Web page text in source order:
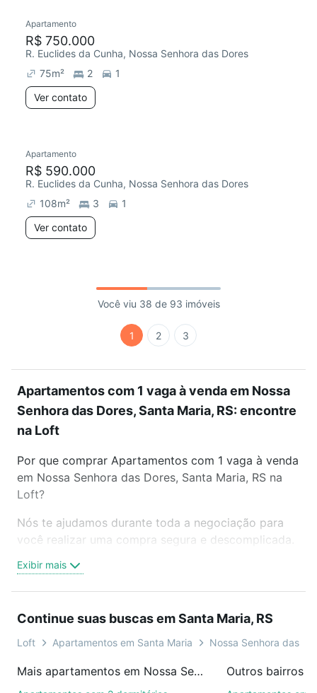
Apartamento
R$ 750.000
R. Euclides da Cunha, Nossa Senhora das Dores
75m² 2
1
Ver contato
Apartamento
R$ 590.000
R. Euclides da Cunha, Nossa Senhora das Dores
108m² 3
1
Ver contato
Você viu 38 de 93 imóveis
1 2 3
Apartamentos com 1 vaga à venda em Nossa
Senhora das Dores, Santa Maria, RS: encontre
na Loft
Por que comprar Apartamentos com 1 vaga à venda
em Nossa Senhora das Dores, Santa Maria, RS na
Loft?
Nós te ajudamos durante toda a negociação para
você realizar uma compra segura e descomplicada.
trabalho e do metrô, aqui você vai encontrar a
oferta ideal de Apartamentos com 1 vaga à venda
conquistar seu sonho. Agende uma visita presencial
ou por videochamada, é grátis, sem compromisso e
imobiliárias te ajudando na compra, venda ou troca
Exibir mais
Continue suas buscas em Santa Maria, RS
Loft Apartamentos em Santa Maria Nossa Senhora das
Mais apartamentos em Nossa Senhora das Dores Outros bairros